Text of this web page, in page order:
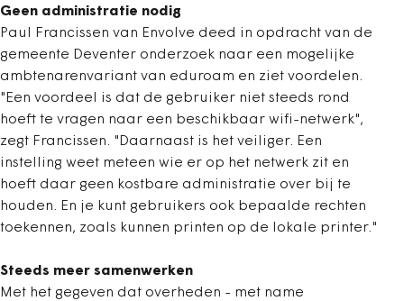
Geen administratie nodig
Paul Francissen van Envolve deed in opdracht van de
gemeente Deventer onderzoek naar een mogelijke
ambtenarenvariant van eduroam en ziet voordelen.
"Een voordeel is dat de gebruiker niet steeds rond
hoeft te vragen naar een beschikbaar wifi-netwerk",
zegt Francissen. "Daarnaast is het veiliger. Een
instelling weet meteen wie er op het netwerk zit en
hoeft daar geen kostbare administratie over bij te
houden. En je kunt gebruikers ook bepaalde rechten
toekennen, zoals kunnen printen op de lokale printer."
Steeds meer samenwerken
Met het gegeven dat overheden - met name